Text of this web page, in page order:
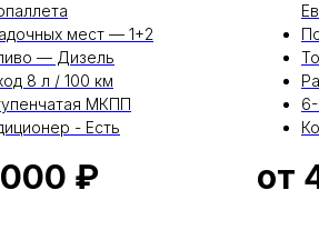
мест — 1+2
— Дизель
8 л / 100 км
МКПП
- Есть
₽ от